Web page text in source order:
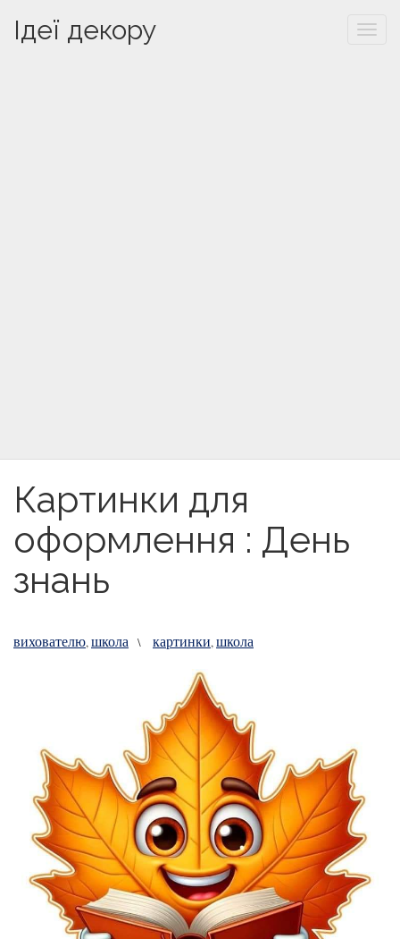
Ідеї декору
Картинки для
оформлення : День
знань
вихователю,школа \ картинки,школа